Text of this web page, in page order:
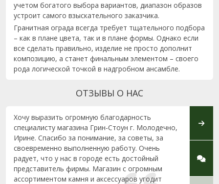
учетом богатого выбора вариантов, диапазон образов
устроит самого взыскательного заказчика.
Гранитная ограда всегда требует тщательного подбора
– как в плане цвета, так и в плане формы. Однако если
все сделать правильно, изделие не просто дополнит
композицию, а станет финальным элементом – своего
рода логической точкой в надгробном ансамбле.
ОТЗЫВЫ О НАС
Хочу выразить огромную благодарность
специалисту магазина Грин-Стоун г. Молодечно,
Ирине. Спасибо за понимание, за советы, за
своевременно выполненную работу. Очень
радует, что у нас в городе есть достойный
представитель фирмы. Магазин с огромным
ассортиментом камня и аксессуаров угодит